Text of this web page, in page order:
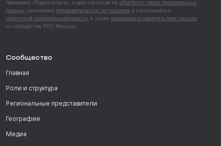
Нажимая «Подписаться», я даю согласие на обработку своих персональных
данных , принимаю пользовательское соглашение и соглашаюсь с
политикой конфиденциальности , а также разрешаю отправлять мне письма
от сообщества PRO Женщин.
Сообщество
Главная
Роли и структура
Региональные представители
География
Медиа